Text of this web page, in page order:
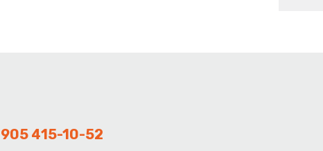
905 415-10-52